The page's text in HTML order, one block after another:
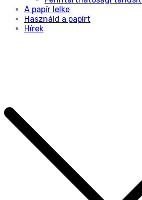
A papír lelke
Használd a papírt
Hírek